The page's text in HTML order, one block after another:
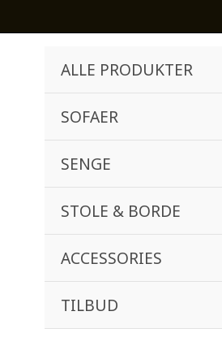
to
ALLE PRODUKTER
SOFAER
SENGE
STOLE & BORDE
ACCESSORIES
TILBUD